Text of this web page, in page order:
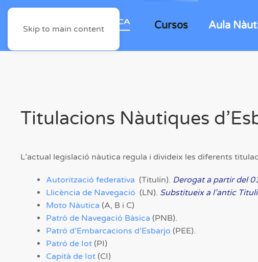
Skip to main content Cursos Aula
Titulacions Nàutiques
L’actual legislació nàutica regula i divideix les diferents
Autorització federativa (Titulín). Derogat a partir del
Llicència de Navegació (LN). Substitueix a l’antic
Moto Nàutica (A, B i C)
Patró de Navegació Bàsica (PNB).
Patró d’Embarcacions d’Esbarjo (PEE).
Patró de Iot (PI)
Capità de Iot (CI)